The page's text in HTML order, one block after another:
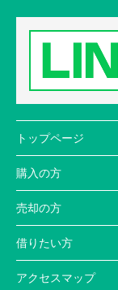
トップページ
購入の方
売却の方
借りたい方
アクセスマップ